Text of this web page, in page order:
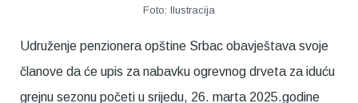
Foto: Ilustracija
Udruženje penzionera opštine Srbac obavještava svoje
članove da će upis za nabavku ogrevnog drveta za iduću
grejnu sezonu početi u srijedu, 26. marta 2025.godine